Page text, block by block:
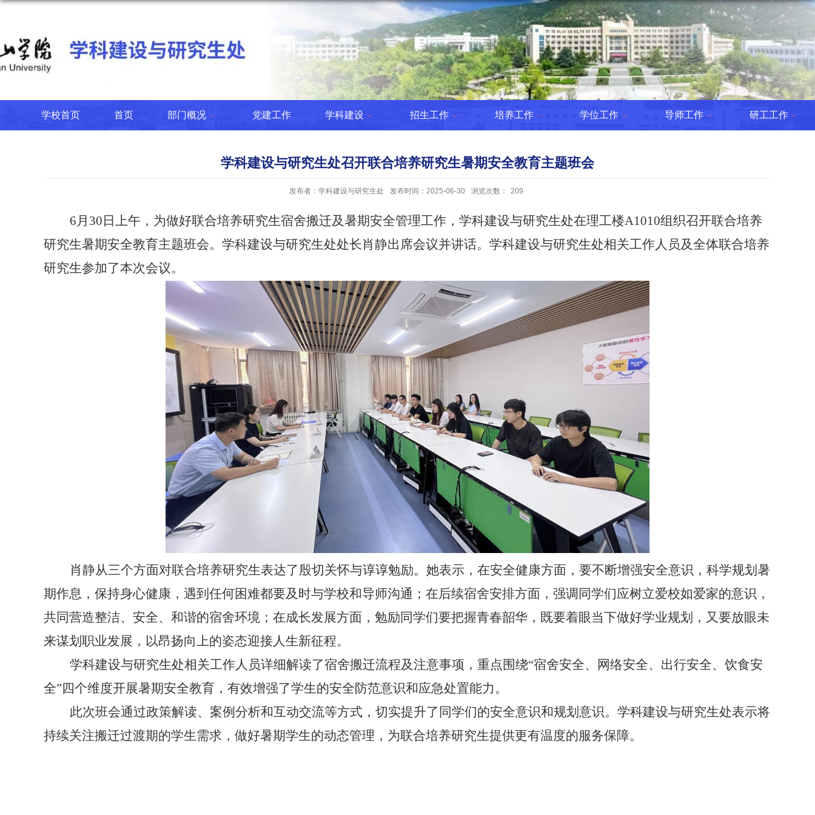
学校首页 首页 部门概况 党建工作 学科建设 招生工作 培养工作 学位工作 导师工作 研工工作
学科建设与研究生处召开联合培养研究生暑期安全教育主题班会
发布者：学科建设与研究生处 发布时间：2025-06-30 浏览次数： 209
6月30日上午， 为做好联合培养研究生宿舍搬迁及暑期安全管理工作， 学科建设与研究生处在理工楼A1010组织召开联合培养
研究生暑期安全教育主题班会。 学科建设与研究生处处长肖静出席会议并讲话。 学科建设与研究生处相关工作人员及全体联合培养
研究生参加了本次会议。
肖静从三个方面对联合培养研究生表达了殷切关怀与谆谆勉励。她表示，在安全健康方面，要不断增强安全意识，科学规划暑
期作息，保持身心健康，遇到任何困难都要及时与学校和导师沟通；在后续宿舍安排方面，强调同学们应树立爱校如爱家的意识，
共同营造整洁、安全、和谐的宿舍环境；在成长发展方面，勉励同学们要把握青春韶华，既要着眼当下做好学业规划，又要放眼未
来谋划职业发展，以昂扬向上的姿态迎接人生新征程。
学科建设与研究生处相关工作人员详细解读了宿舍搬迁流程及注意事项，重点围绕“宿舍安全、网络安全、出行安全、饮食安
全”四个维度开展暑期安全教育，有效增强了学生的安全防范意识和应急处置能力。
此次班会通过政策解读、案例分析和互动交流等方式，切实提升了同学们的安全意识和规划意识。 学科建设与研究生处表示将
持续关注搬迁过渡期的学生需求，做好暑期学生的动态管理，为联合培养研究生提供更有温度的服务保障。